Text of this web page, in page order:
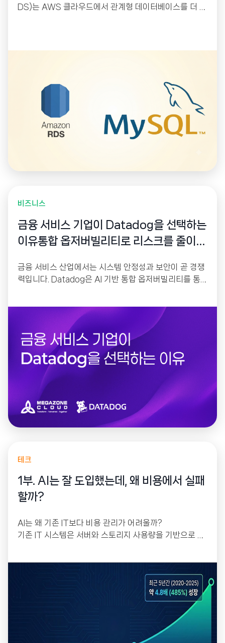
DS)는 AWS 클라우드에서 관계형 데이터베이스를 더 쉽
비즈니스
금융 서비스 기업이 Datadog을 선택하는
이유통합 옵저버빌리티로 리스크를 줄이고
금융 서비스 산업에서는 시스템 안정성과 보안이 곧 경쟁
력입니다. Datadog은 AI 기반 통합 옵저버빌리티를 통
용 최적화까지 지원합니다. 실제 글로벌 금융 기업들의 도
입 사례와 함께 Datadog의 핵심 가치를 소개합니다.
테크
1부. AI는 잘 도입했는데, 왜 비용에서 실패
할까?
AI는 왜 기존 IT보다 비용 관리가 어려울까?
기존 IT 시스템은 서버와 스토리지 사용량을 기반으로 비